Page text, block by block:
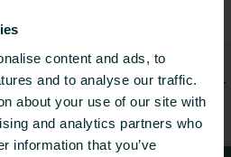
content and ads, to
and to analyse our traffic.
about your use of our site with
and analytics partners who
information that you’ve
dig?
installatör, arkitekt eller
så tar vi gärna hand om